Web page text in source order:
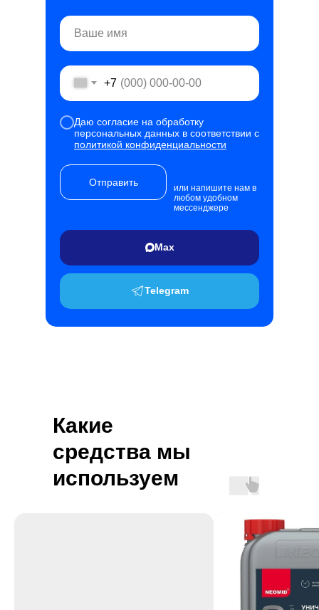
+7
Даю согласие на обработку
персональных данных в соответствии с
политикой конфиденциальности
Отправить
Telegram
Max
или напишите нам в
любом удобном
мессенджере
Какие
средства мы
используем